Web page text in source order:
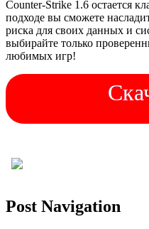
Counter-Strike 1.6 остается
подходе вы сможете
риска для своих данных и
выбирайте только
любимых игр!
Post Navigation